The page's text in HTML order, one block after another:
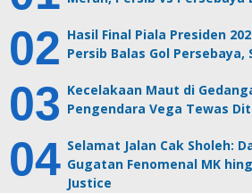
Hasil Final Piala Presiden
Persib Balas Gol Persebaya,
Kecelakaan Maut di
Pengendara Vega Tewas
Selamat Jalan Cak Sholeh:
Gugatan Fenomenal MK
Justice